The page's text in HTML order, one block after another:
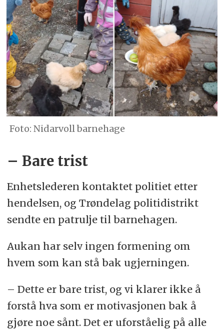
Foto: Nidarvoll barnehage
– Bare trist
Enhetslederen kontaktet politiet etter
hendelsen, og Trøndelag politidistrikt
sendte en patrulje til barnehagen.
Aukan har selv ingen formening om
hvem som kan stå bak ugjerningen.
– Dette er bare trist, og vi klarer ikke å
forstå hva som er motivasjonen bak å
gjøre noe sånt. Det er uforståelig på alle